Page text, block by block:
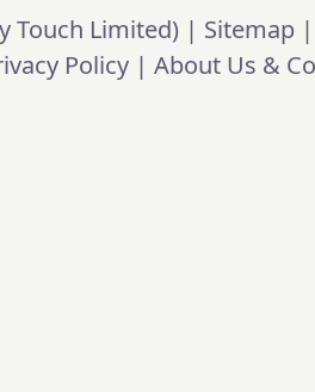
Touch Limited) | Sitemap|
Policy | About Us &